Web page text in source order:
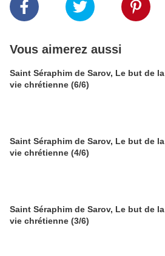
Vous aimerez aussi
Saint Séraphim de Sarov, Le but de la
vie chrétienne (6/6)
Saint Séraphim de Sarov, Le but de la
vie chrétienne (4/6)
Saint Séraphim de Sarov, Le but de la
vie chrétienne (3/6)